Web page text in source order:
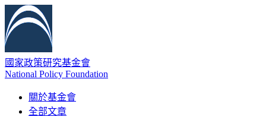
國家政策研究基金會
National Policy Foundation
關於基金會
全部文章